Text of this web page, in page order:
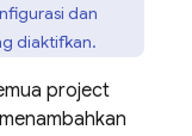
dan
diaktifkan.
project